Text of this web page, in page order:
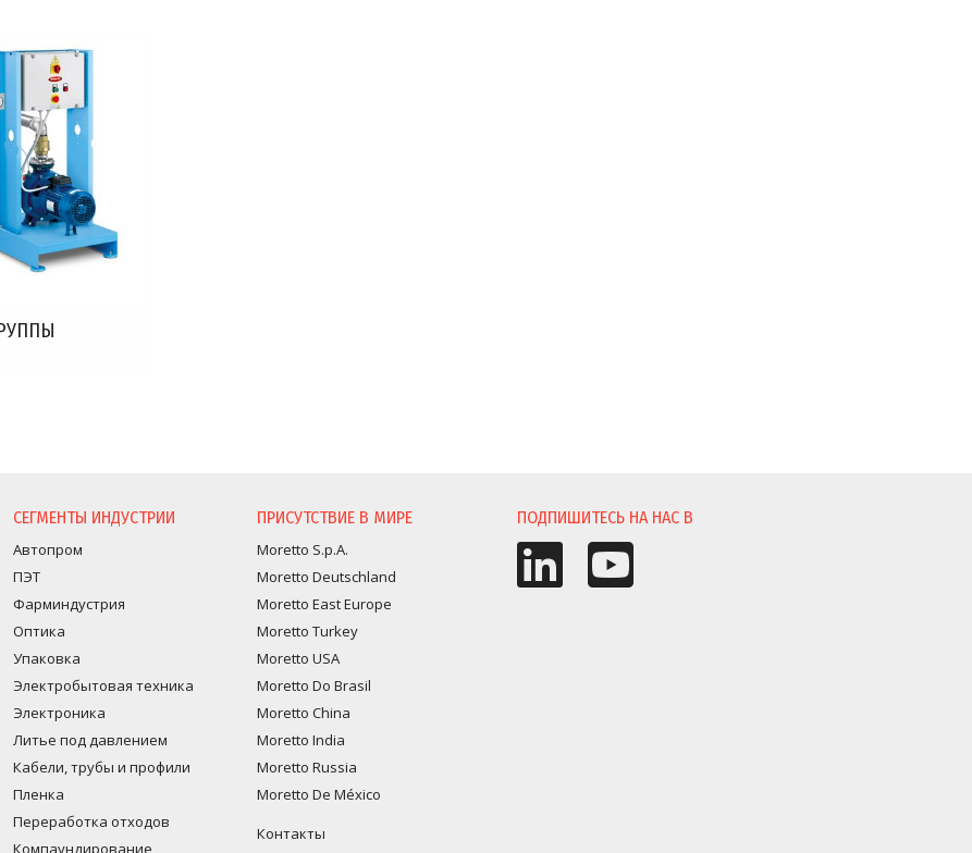
СЕГМЕНТЫ ИНДУСТРИИ
Автопром
ПЭТ
Фарминдустрия
Оптика
Упаковка
Электробытовая техника
Электроника
Литье под давлением
Кабели, трубы и профили
Пленка
Переработка отходов
Компаундирование
ПРИСУТСТВИЕ В МИРЕ
Moretto S.p.A.
Moretto Deutschland
Moretto East Europe
Moretto Turkey
Moretto USA
Moretto Do Brasil
Moretto China
Moretto India
Moretto Russia
Moretto De México
Контакты
ПОДПИШИТЕСЬ НА НАС В